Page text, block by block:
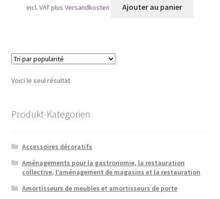
incl. VATplusVersandkosten Ajouter au panier
Voici le seul résultat
Produkt-Kategorien
Accessoires décoratifs
Aménagements pour la gastronomie, la restauration
collective, l’aménagement de magasins et la restauration
Amortisseurs de meubles et amortisseurs de porte